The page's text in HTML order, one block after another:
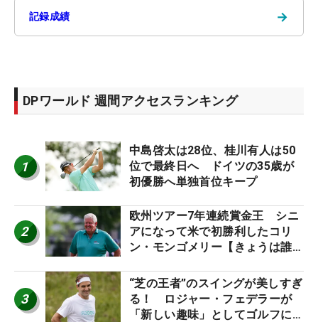
記録成績 →
DPワールド 週間アクセスランキング
1
中島啓太は28位、桂川有人は50
位で最終日へ ドイツの35歳が
初優勝へ単独首位キープ
2
欧州ツアー7年連続賞金王 シニ
アになって米で初勝利したコリ
ン・モンゴメリー【きょうは誰の
3
“芝の王者”のスイングが美しすぎ
る！ ロジャー・フェデラーが
「新しい趣味」としてゴルフに挑